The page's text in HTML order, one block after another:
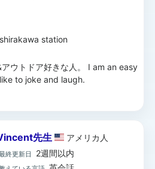
station
ウトドア好きな人。 I am an easy
to joke and laugh.
先生 アメリカ 人
終更新日 2週間以内